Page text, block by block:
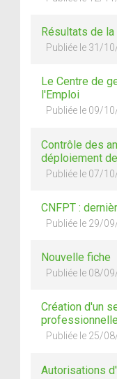
Résultats de
Publiée le 31/
Le Centre de
l'Emploi
Publiée le 09/
Contrôle des
déploiement
Publiée le 07/
CNFPT :
Publiée le 29/
Nouvelle fiche
Publiée le 08/
Création d'un
Publiée le 25/
Autorisations